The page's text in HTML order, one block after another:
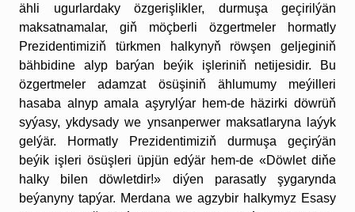
ähli ugurlardaky özgerişlikler, durmuşa geçirilýän
maksatnamalar, giň möçberli özgertmeler hormatly
Prezidentimiziň türkmen halkynyň röwşen geljeginiň
bähbidine alyp barýan beýik işleriniň netijesidir. Bu
özgertmeler adamzat ösüşiniň ählumumy meýilleri
hasaba alnyp amala aşyrylýar hem-de häzirki döwrüň
syýasy, ykdysady we ynsanperwer maksatlaryna laýyk
gelýär. Hormatly Prezidentimiziň durmuşa geçirýän
beýik işleri ösüşleri üpjün edýär hem-de «Döwlet diňe
halky bilen döwletdir!» diýen parasatly şygarynda
beýanyny tapýar. Merdana we agzybir halkymyz Esasy